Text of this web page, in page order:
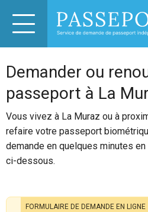
Demander ou
passeport à La
Vous vivez à La Muraz ou à
refaire votre passeport
demande en quelques minutes
ci-dessous.
FORMULAIRE DE DEMANDE EN LIGNE